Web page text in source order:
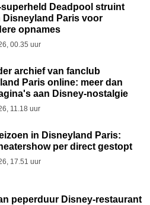
superheld Deadpool struint
Disneyland Paris voor
opnames
00.35 uur
archief van fanclub
Paris online: meer dan
aan Disney-nostalgie
11.18 uur
in Disneyland Paris:
per direct gestopt
17.51 uur
peperduur Disney-restaurant